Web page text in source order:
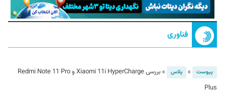
فناوری
پیوست » پلاس »
بررسی Xiaomi 11i HyperCharge و Redmi Note 11 Pro
Plus